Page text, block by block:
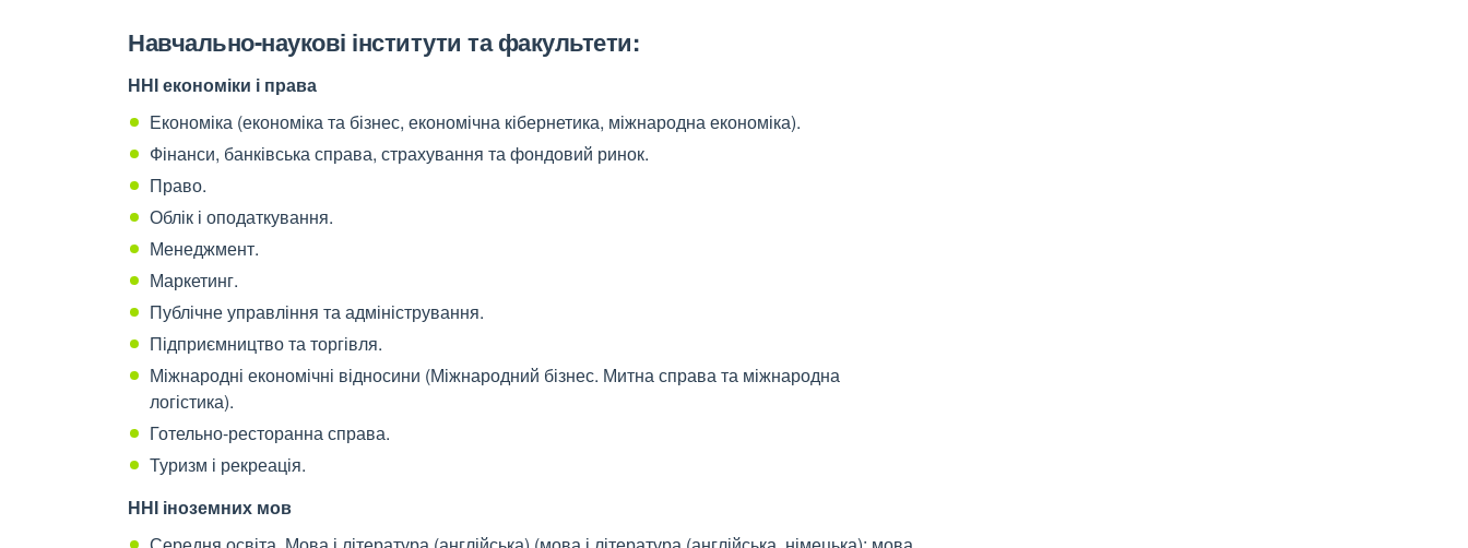
Навчально-наукові інститути та факультети:
ННІ економіки і права
Економіка (економіка та бізнес, економічна кібернетика, міжнародна економіка).
Фінанси, банківська справа, страхування та фондовий ринок.
Право.
Облік і оподаткування.
Менеджмент.
Маркетинг.
Публічне управління та адміністрування.
Підприємництво та торгівля.
Міжнародні економічні відносини (Міжнародний бізнес. Митна справа та міжнародна
логістика).
Готельно-ресторанна справа.
Туризм і рекреація.
ННІ іноземних мов